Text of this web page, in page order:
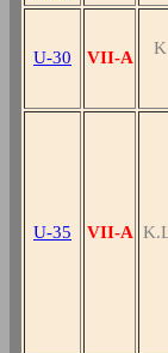
U-30 VII-A
U-35 VII-A